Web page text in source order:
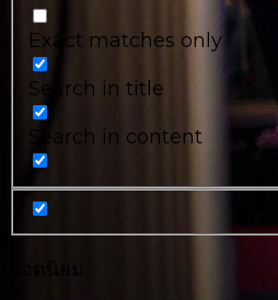
Exact matches only
Search in title
Search in content